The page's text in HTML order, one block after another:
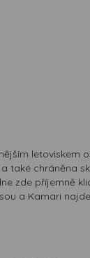
letoviskem
také chráněna
zde příjemně
a Kamari